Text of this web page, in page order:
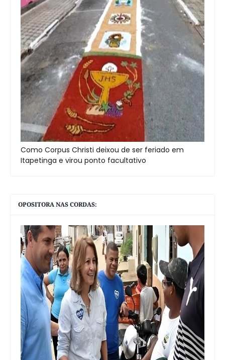
Como Corpus Christi deixou de ser feriado em
Itapetinga e virou ponto facultativo
OPOSITORA NAS CORDAS: